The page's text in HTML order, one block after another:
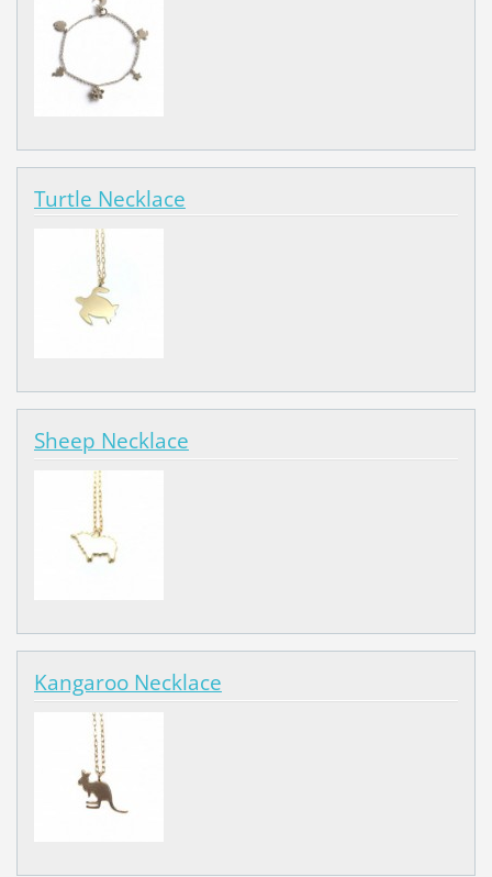
Turtle Necklace
Sheep Necklace
Kangaroo Necklace